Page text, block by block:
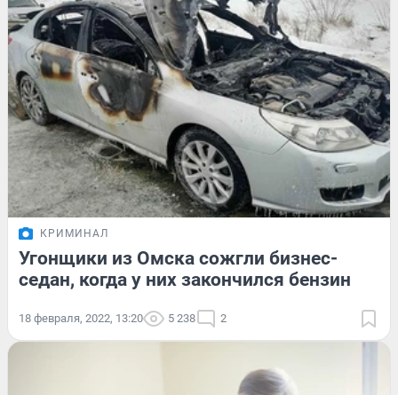
КРИМИНАЛ
Угонщики из Омска сожгли бизнес-
седан, когда у них закончился бензин
18 февраля, 2022, 13:20 5 238 2